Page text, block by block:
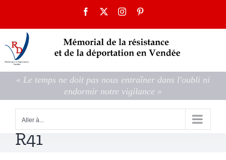
contenu
Facebook Instagram
« Le temps ne doit pas nous entraîner dans l'oubli ni
endormir notre vigilance »
Aller à...
R41